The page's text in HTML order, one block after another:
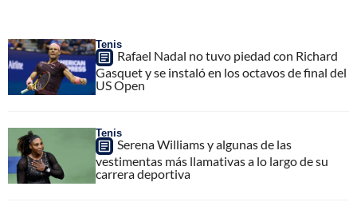
Tenis
Rafael Nadal no tuvo piedad con Richard
Gasquet y se instaló en los octavos de final del
US Open
Tenis
Serena Williams y algunas de las
vestimentas más llamativas a lo largo de su
carrera deportiva